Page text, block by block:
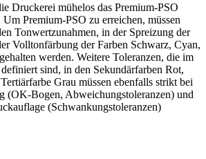
Druckerei mühelos das Premium-PSO
Premium-PSO zu erreichen, müssen
Tonwertzunahmen, in der Spreizung der
Volltonfärbung der Farben Schwarz, Cyan,
werden. Weitere Toleranzen, die im
sind, in den Sekundärfarben Rot,
Grau müssen ebenfalls strikt bei
(OK-Bogen, Abweichungstoleranzen) und
(Schwankungstoleranzen)